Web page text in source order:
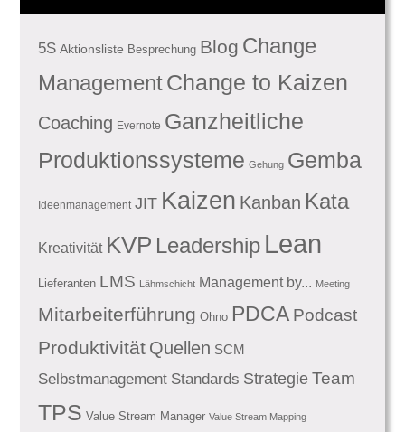
5S Aktionsliste Besprechung Blog Change
ManagementChange to Kaizen
Coaching Evernote Ganzheitliche
Produktionssysteme Gehung Gemba
Ideenmanagement JIT Kaizen Kanban Kata
Kreativität KVP Leadership Lean
Lieferanten LMS Lähmschicht Management by... Meeting
Mitarbeiterführung Ohno PDCA Podcast
Produktivität Quellen SCM
Selbstmanagement Standards Strategie Team
TPS Value Stream Manager Value Stream Mapping